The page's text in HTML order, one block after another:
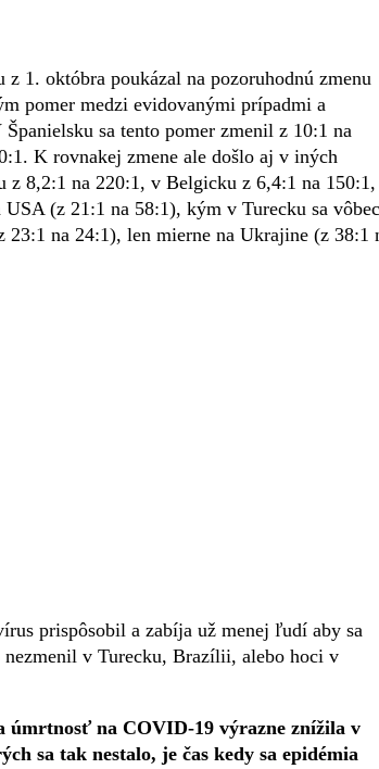
1. októbra poukázal na pozoruhodnú zmenu
pomer medzi evidovanými prípadmi a
sa tento pomer zmenil z 10:1 na
K rovnakej zmene ale došlo aj v iných
z 8,2:1 na 220:1, v Belgicku z 6,4:1 na
(z 21:1 na 58:1), kým v Turecku sa vôbec
na 24:1), len mierne na Ukrajine (z 38:1
prispôsobil a zabíja už menej ľudí aby sa
v Turecku, Brazílii, alebo hoci v
na COVID-19 výrazne znížila v
sa tak nestalo, je čas kedy sa epidémia